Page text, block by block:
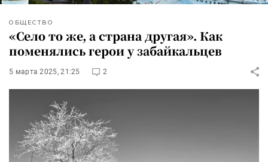
ОБЩЕСТВО
«Село то же, а страна другая». Как
поменялись герои у забайкальцев
5 марта 2025, 21:25 2